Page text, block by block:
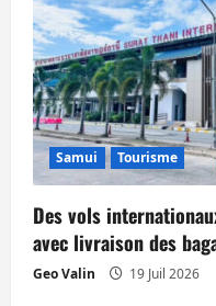
i
c
l
e Samui Tourisme
Des vols
avec livraison des
Geo Valin 19 Juil 2026